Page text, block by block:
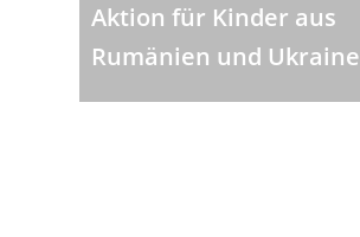
Aktion für Kinder aus
Rumänien und Ukraine